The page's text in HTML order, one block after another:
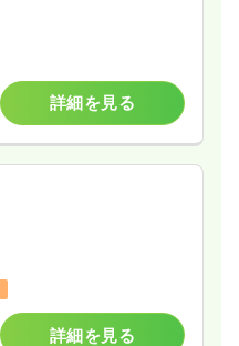
詳細を見る
詳細を見る